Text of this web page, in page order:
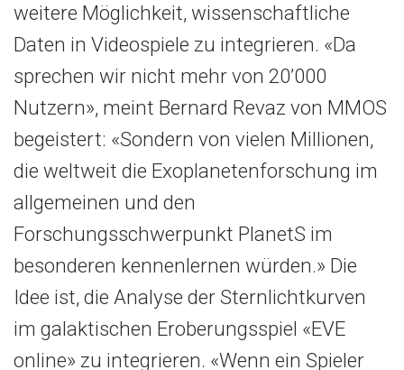
weitere Möglichkeit, wissenschaftliche
Daten in Videospiele zu integrieren. «Da
sprechen wir nicht mehr von 20’000
Nutzern», meint Bernard Revaz von MMOS
begeistert: «Sondern von vielen Millionen,
die weltweit die Exoplanetenforschung im
allgemeinen und den
Forschungsschwerpunkt PlanetS im
besonderen kennenlernen würden.» Die
Idee ist, die Analyse der Sternlichtkurven
im galaktischen Eroberungsspiel «EVE
online» zu integrieren. «Wenn ein Spieler